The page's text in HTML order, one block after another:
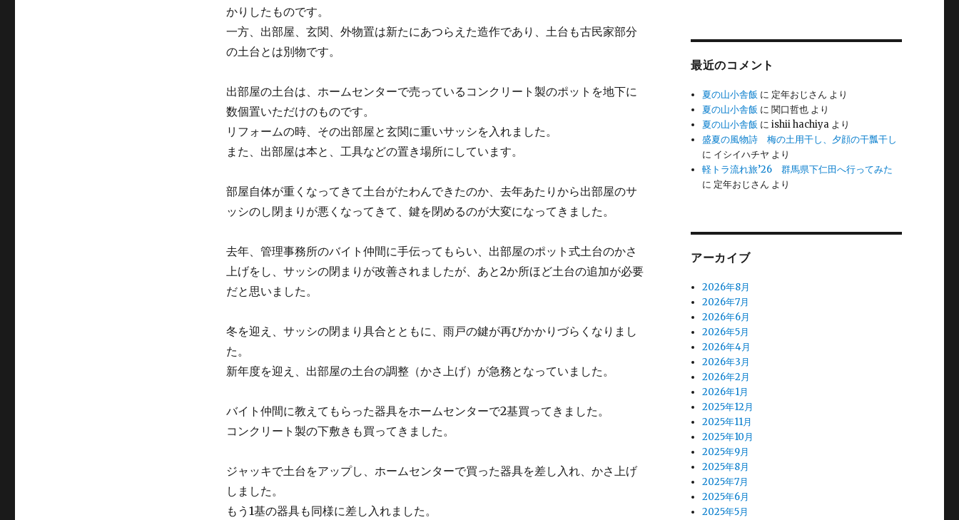
かりしたものです。
一方、出部屋、玄関、外物置は新たにあつらえた造作であり、土台も古民家部分
の土台とは別物です。
出部屋の土台は、ホームセンターで売っているコンクリート製のポットを地下に
数個置いただけのものです。
リフォームの時、その出部屋と玄関に重いサッシを入れました。
また、出部屋は本と、工具などの置き場所にしています。
部屋自体が重くなってきて土台がたわんできたのか、去年あたりから出部屋のサ
ッシのし閉まりが悪くなってきて、鍵を閉めるのが大変になってきました。
去年、管理事務所のバイト仲間に手伝ってもらい、出部屋のポット式土台のかさ
上げをし、サッシの閉まりが改善されましたが、あと2か所ほど土台の追加が必要
だと思いました。
冬を迎え、サッシの閉まり具合とともに、雨戸の鍵が再びかかりづらくなりまし
た。
新年度を迎え、出部屋の土台の調整（かさ上げ）が急務となっていました。
バイト仲間に教えてもらった器具をホームセンターで2基買ってきました。
コンクリート製の下敷きも買ってきました。
ジャッキで土台をアップし、ホームセンターで買った器具を差し入れ、かさ上げ
しました。
もう1基の器具も同様に差し入れました。
最近のコメント
夏の山小舎飯 に 定年おじさん より
夏の山小舎飯 に関口哲也 より
夏の山小舎飯 にishii hachiya より
盛夏の風物詩 梅の土用干し、夕顔の干瓢干し
に イシイハチヤ より
軽トラ流れ旅’26 群馬県下仁田へ行ってみた
に 定年おじさん より
アーカイブ
2026年8月
2026年7月
2026年6月
2026年5月
2026年4月
2026年3月
2026年2月
2026年1月
2025年12月
2025年11月
2025年10月
2025年9月
2025年8月
2025年7月
2025年6月
2025年5月